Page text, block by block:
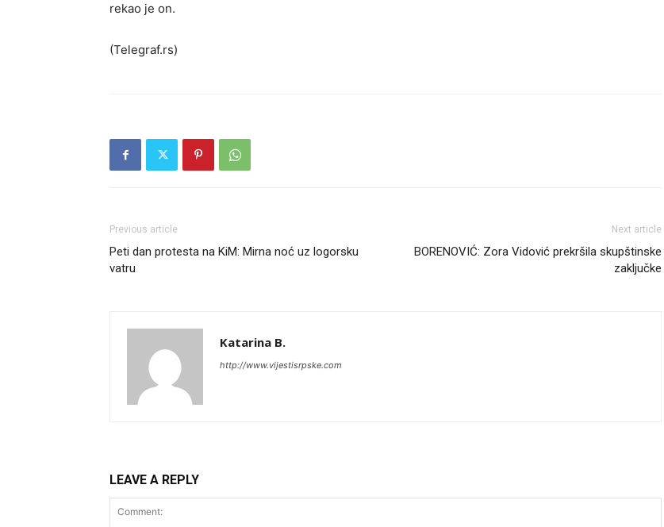
rekao je on.
(Telegraf.rs)
Previous article
Peti dan protesta na KiM: Mirna noć uz logorsku
vatru
Next article
BORENOVIĆ: Zora Vidović prekršila skupštinske
zaključke
Katarina B.
http://www.vijestisrpske.com
LEAVE A REPLY